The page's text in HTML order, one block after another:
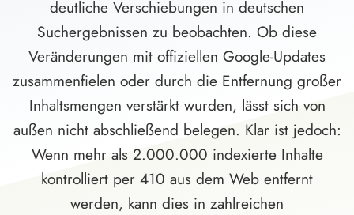
deutliche Verschiebungen in deutschen
Suchergebnissen zu beobachten. Ob diese
Veränderungen mit offiziellen Google-Updates
zusammenfielen oder durch die Entfernung großer
Inhaltsmengen verstärkt wurden, lässt sich von
außen nicht abschließend belegen. Klar ist jedoch:
Wenn mehr als 2.000.000 indexierte Inhalte
kontrolliert per 410 aus dem Web entfernt
werden, kann dies in zahlreichen